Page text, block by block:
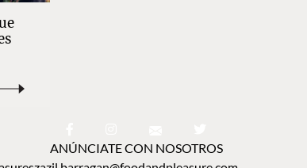
ANÚNCIATE CON NOSOTROS